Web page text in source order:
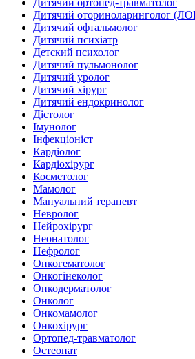
Дитячий оториноларинголог
Дитячий офтальмолог
Дитячий психіатр
Детский психолог
Дитячий пульмонолог
Дитячий уролог
Дитячий хірург
Дитячий ендокринолог
Дієтолог
Імунолог
Інфекціоніст
Кардіолог
Кардіохірург
Косметолог
Мамолог
Мануальний терапевт
Невролог
Нейрохірург
Неонатолог
Нефролог
Онкогематолог
Онкогінеколог
Онкодерматолог
Онколог
Онкомамолог
Онкохірург
Ортопед-травматолог
Остеопат